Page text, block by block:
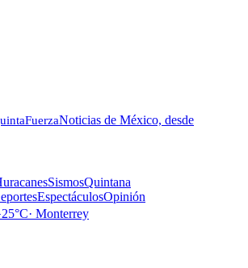
FuerzaNoticias de México, desde
SismosQuintana
EspectáculosOpinión
25°C· Monterrey